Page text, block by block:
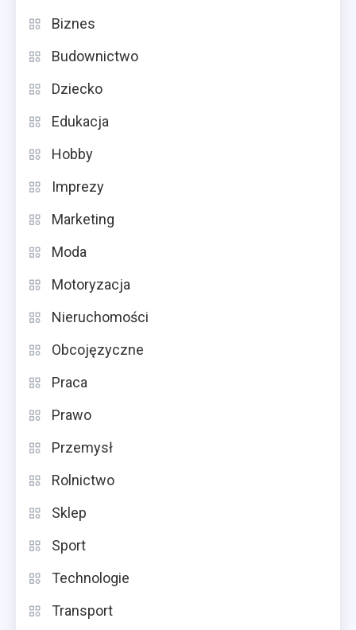
Biznes
Budownictwo
Dziecko
Edukacja
Hobby
Imprezy
Marketing
Moda
Motoryzacja
Nieruchomości
Obcojęzyczne
Praca
Prawo
Przemysł
Rolnictwo
Sklep
Sport
Technologie
Transport